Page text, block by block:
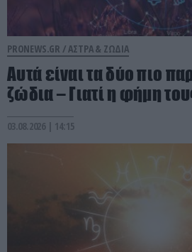
PRONEWS.GR / ΑΣΤΡΑ & ΖΩΔΙΑ
Αυτά είναι τα δύο πιο
ζώδια – Γιατί η φήμη
03.08.2026 | 14:15